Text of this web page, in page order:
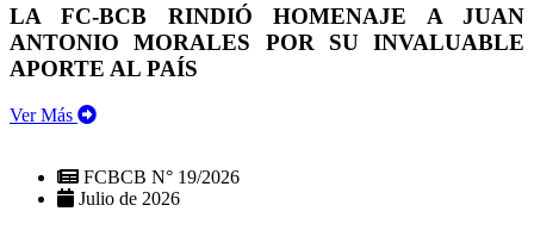
LA FC-BCB RINDIÓ HOMENAJE A JUAN
ANTONIO MORALES POR SU INVALUABLE
APORTE AL PAÍS
Ver Más
FCBCB N° 19/2026
Julio de 2026